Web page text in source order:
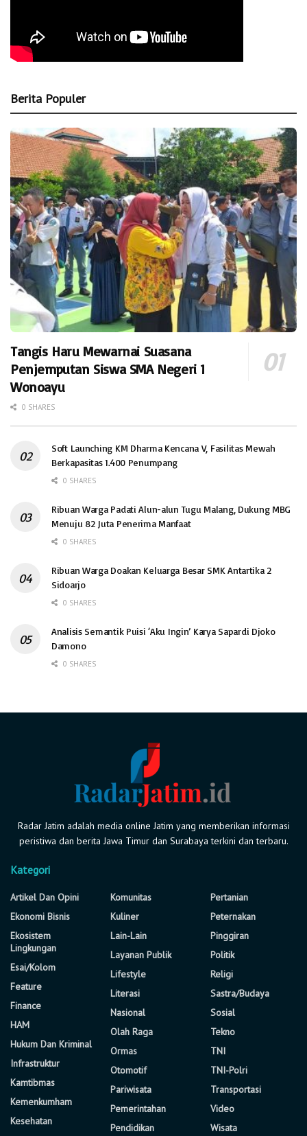
Berita Populer
Tangis Haru Mewarnai Suasana
Penjemputan Siswa SMA Negeri 1
Wonoayu
0 SHARES
Soft Launching KM Dharma Kencana V, Fasilitas Mewah
Berkapasitas 1.400 Penumpang
0 SHARES
Ribuan Warga Padati Alun-alun Tugu Malang, Dukung MBG
Menuju 82 Juta Penerima Manfaat
0 SHARES
Ribuan Warga Doakan Keluarga Besar SMK Antartika 2
Sidoarjo
0 SHARES
Analisis Semantik Puisi ‘Aku Ingin’ Karya Sapardi Djoko
Damono
0 SHARES
Radar Jatim adalah media online Jatim yang memberikan informasi
peristiwa dan berita Jawa Timur dan Surabaya terkini dan terbaru.
Kategori
Artikel Dan Opini
Ekonomi Bisnis
Ekosistem
Lingkungan
Esai/Kolom
Feature
Finance
HAM
Hukum Dan Kriminal
Infrastruktur
Kamtibmas
Kemenkumham
Kesehatan
Komunitas
Kuliner
Lain-Lain
Layanan Publik
Lifestyle
Literasi
Nasional
Olah Raga
Ormas
Otomotif
Pariwisata
Pemerintahan
Pendidikan
Pertanian
Peternakan
Pinggiran
Politik
Religi
Sastra/Budaya
Sosial
Tekno
TNI
TNI-Polri
Transportasi
Video
Wisata